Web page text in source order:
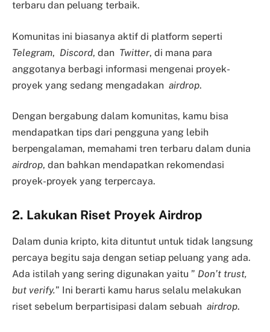
terbaru dan peluang terbaik.
Komunitas ini biasanya aktif di platform seperti
Telegram, Discord, dan Twitter, di mana para
anggotanya berbagi informasi mengenai proyek-
proyek yang sedang mengadakan airdrop.
Dengan bergabung dalam komunitas, kamu bisa
mendapatkan tips dari pengguna yang lebih
berpengalaman, memahami tren terbaru dalam dunia
airdrop, dan bahkan mendapatkan rekomendasi
proyek-proyek yang terpercaya.
2. Lakukan Riset Proyek Airdrop
Dalam dunia kripto, kita dituntut untuk tidak langsung
percaya begitu saja dengan setiap peluang yang ada.
Ada istilah yang sering digunakan yaitu ” Don’t trust,
but verify.” Ini berarti kamu harus selalu melakukan
riset sebelum berpartisipasi dalam sebuah airdrop.